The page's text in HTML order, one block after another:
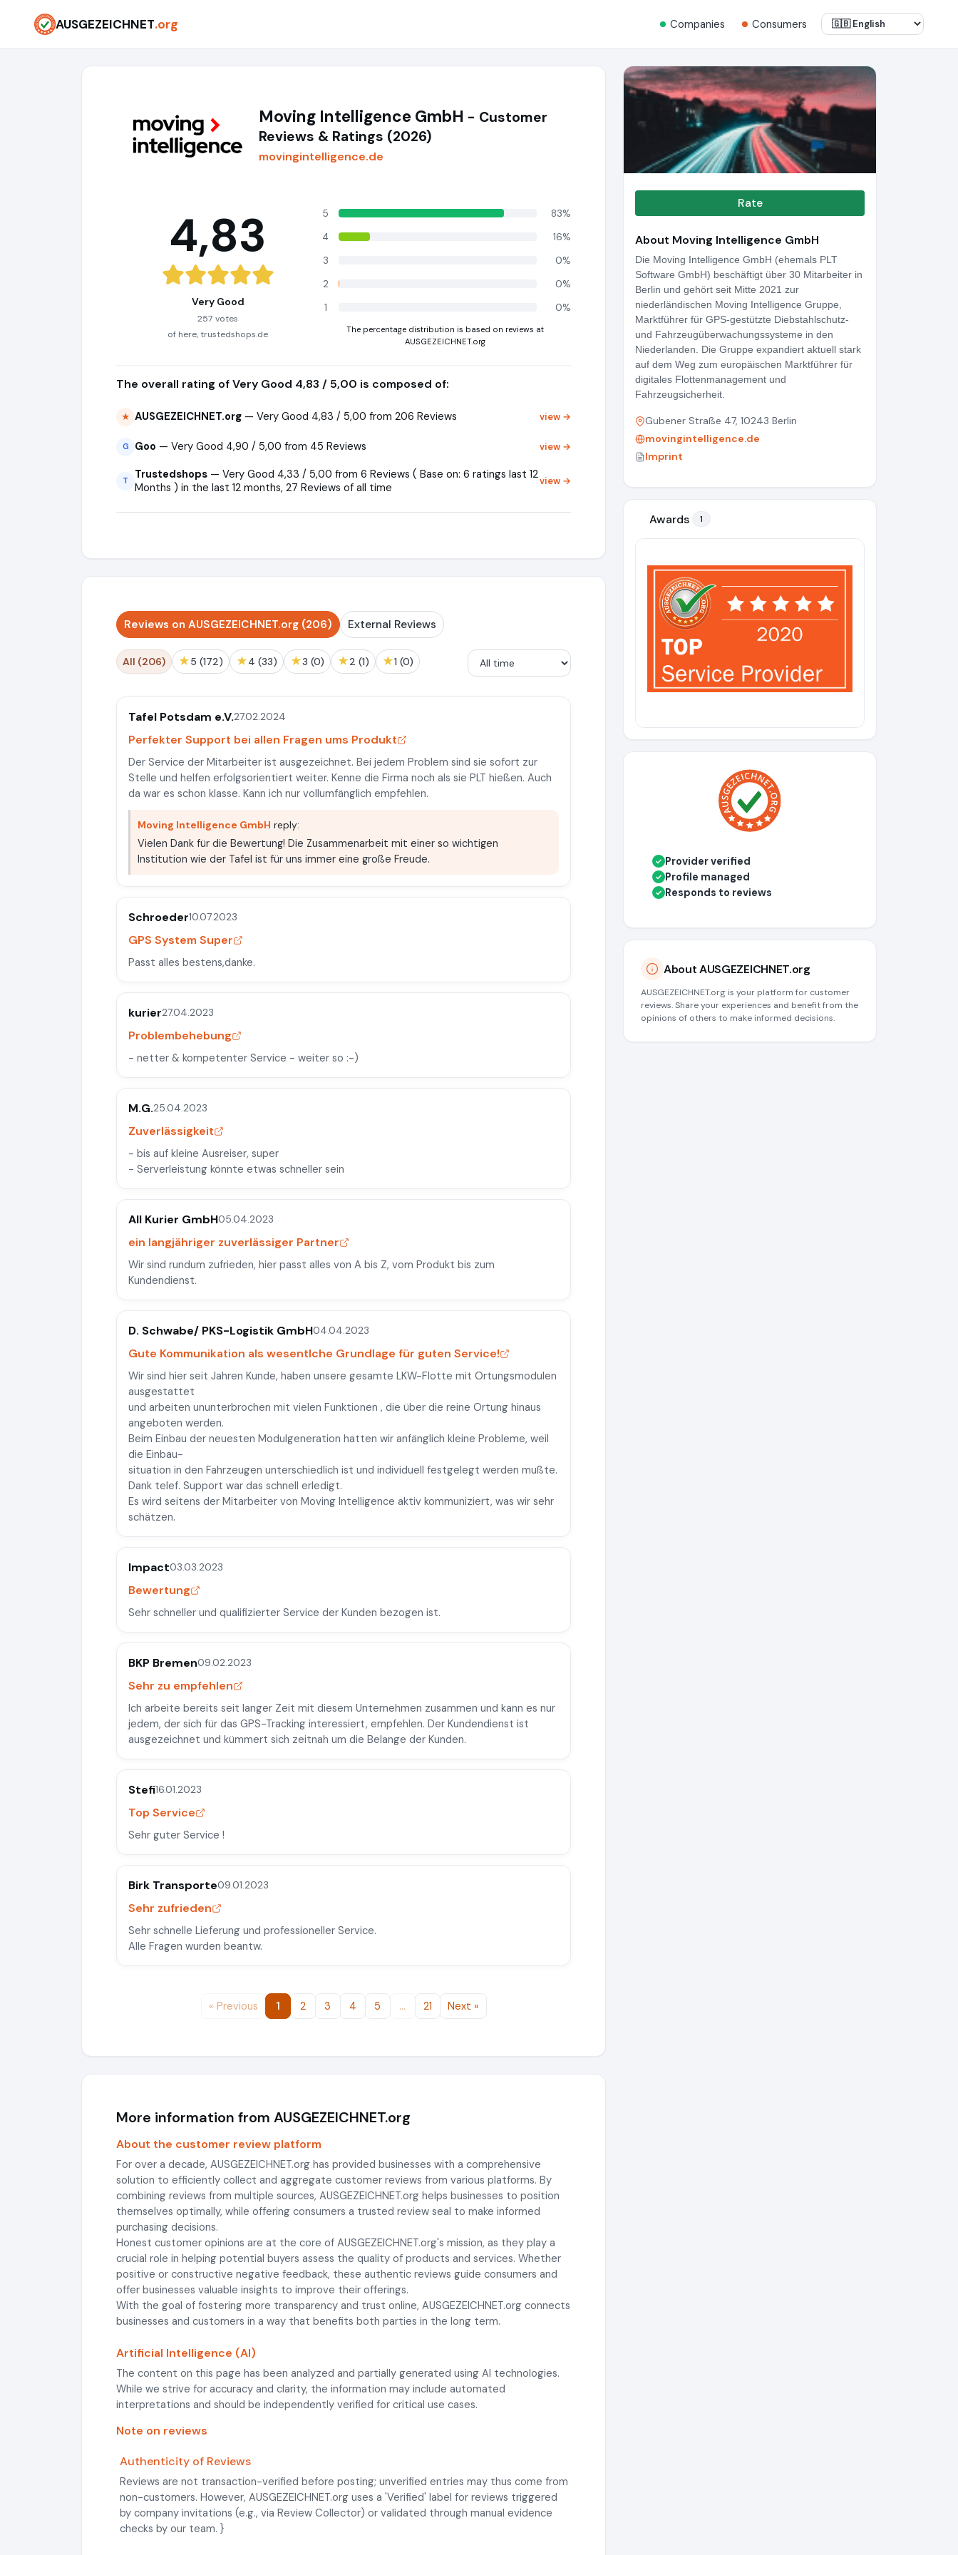
AUSGEZEICHNET.org Companies Consumers
Moving Intelligence GmbH - Customer
Reviews & Ratings (2026)
movingintelligence.de
4,83
Very Good
257 votes
of here, trustedshops.de
5
83%
4
16%
3
0%
2
0%
1
0%
The percentage distribution is based on reviews at
AUSGEZEICHNET.org
The overall rating of Very Good 4,83 / 5,00 is composed of:
★ AUSGEZEICHNET.org — Very Good 4,83 / 5,00 from 206 Reviews view →
G Goo — Very Good 4,90 / 5,00 from 45 Reviews view →
T Trustedshops — Very Good 4,33 / 5,00 from 6 Reviews ( Base on: 6 ratings last 12
Months ) in the last 12 months, 27 Reviews of all time
view →
Reviews on AUSGEZEICHNET.org (206) External Reviews
All (206) ★ 5 (172) ★ 4 (33) ★ 3 (0) ★ 2 (1) ★ 1 (0)
Tafel Potsdam e.V.27.02.2024
Perfekter Support bei allen Fragen ums Produkt
Der Service der Mitarbeiter ist ausgezeichnet. Bei jedem Problem sind sie sofort zur
Stelle und helfen erfolgsorientiert weiter. Kenne die Firma noch als sie PLT hießen. Auch
da war es schon klasse. Kann ich nur vollumfänglich empfehlen.
Moving Intelligence GmbH reply:
Vielen Dank für die Bewertung! Die Zusammenarbeit mit einer so wichtigen
Institution wie der Tafel ist für uns immer eine große Freude.
Schroeder10.07.2023
GPS System Super
Passt alles bestens,danke.
kurier27.04.2023
Problembehebung
- netter & kompetenter Service - weiter so :-)
M.G.25.04.2023
Zuverlässigkeit
- bis auf kleine Ausreiser, super
- Serverleistung könnte etwas schneller sein
All Kurier GmbH05.04.2023
ein langjähriger zuverlässiger Partner
Wir sind rundum zufrieden, hier passt alles von A bis Z, vom Produkt bis zum
Kundendienst.
D. Schwabe/ PKS-Logistik GmbH04.04.2023
Gute Kommunikation als wesentlche Grundlage für guten Service!
Wir sind hier seit Jahren Kunde, haben unsere gesamte LKW-Flotte mit Ortungsmodulen
ausgestattet
und arbeiten ununterbrochen mit vielen Funktionen , die über die reine Ortung hinaus
angeboten werden.
Beim Einbau der neuesten Modulgeneration hatten wir anfänglich kleine Probleme, weil
die Einbau-
situation in den Fahrzeugen unterschiedlich ist und individuell festgelegt werden mußte.
Dank telef. Support war das schnell erledigt.
Es wird seitens der Mitarbeiter von Moving Intelligence aktiv kommuniziert, was wir sehr
schätzen.
Impact03.03.2023
Bewertung
Sehr schneller und qualifizierter Service der Kunden bezogen ist.
BKP Bremen09.02.2023
Sehr zu empfehlen
Ich arbeite bereits seit langer Zeit mit diesem Unternehmen zusammen und kann es nur
jedem, der sich für das GPS-Tracking interessiert, empfehlen. Der Kundendienst ist
ausgezeichnet und kümmert sich zeitnah um die Belange der Kunden.
Stefi16.01.2023
Top Service
Sehr guter Service !
Birk Transporte09.01.2023
Sehr zufrieden
Sehr schnelle Lieferung und professioneller Service.
Alle Fragen wurden beantw.
« Previous 1 2 3 4 5 … 21 Next »
More information from AUSGEZEICHNET.org
About the customer review platform
For over a decade, AUSGEZEICHNET.org has provided businesses with a comprehensive
solution to efficiently collect and aggregate customer reviews from various platforms. By
combining reviews from multiple sources, AUSGEZEICHNET.org helps businesses to position
themselves optimally, while offering consumers a trusted review seal to make informed
purchasing decisions.
Honest customer opinions are at the core of AUSGEZEICHNET.org's mission, as they play a
crucial role in helping potential buyers assess the quality of products and services. Whether
positive or constructive negative feedback, these authentic reviews guide consumers and
offer businesses valuable insights to improve their offerings.
With the goal of fostering more transparency and trust online, AUSGEZEICHNET.org connects
businesses and customers in a way that benefits both parties in the long term.
Artificial Intelligence (AI)
The content on this page has been analyzed and partially generated using AI technologies.
While we strive for accuracy and clarity, the information may include automated
interpretations and should be independently verified for critical use cases.
Note on reviews
Authenticity of Reviews
Reviews are not transaction-verified before posting; unverified entries may thus come from
non-customers. However, AUSGEZEICHNET.org uses a 'Verified' label for reviews triggered
by company invitations (e.g., via Review Collector) or validated through manual evidence
checks by our team. }
Rate
About Moving Intelligence GmbH
Die Moving Intelligence GmbH (ehemals PLT
Software GmbH) beschäftigt über 30 Mitarbeiter in
Berlin und gehört seit Mitte 2021 zur
niederländischen Moving Intelligence Gruppe,
Marktführer für GPS-gestützte Diebstahlschutz-
und Fahrzeugüberwachungssysteme in den
Niederlanden. Die Gruppe expandiert aktuell stark
auf dem Weg zum europäischen Marktführer für
digitales Flottenmanagement und
Fahrzeugsicherheit.
Gubener Straße 47, 10243 Berlin
movingintelligence.de
Imprint
Awards 1
✓ Provider verified
✓ Profile managed
✓ Responds to reviews
About AUSGEZEICHNET.org
AUSGEZEICHNET.org is your platform for customer
reviews. Share your experiences and benefit from the
opinions of others to make informed decisions.